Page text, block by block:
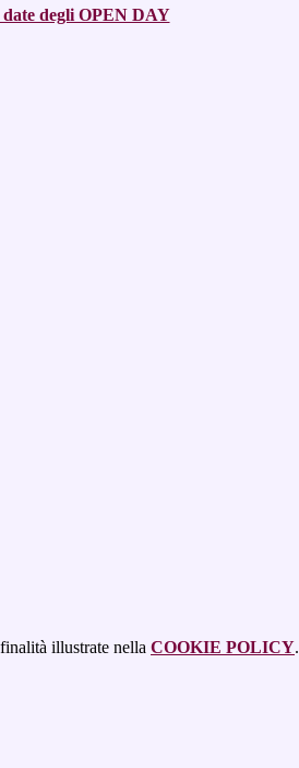
degli OPEN DAY
illustrate nella COOKIE POLICY.